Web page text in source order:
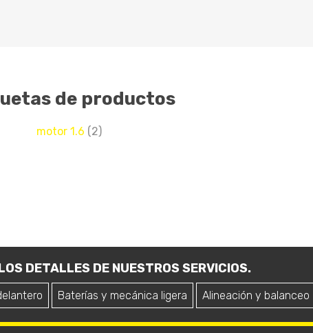
de productos
motor 1.6 (2)
DETALLES DE NUESTROS SERVICIOS.
Baterías y mecánica ligera Alineación y balanceo